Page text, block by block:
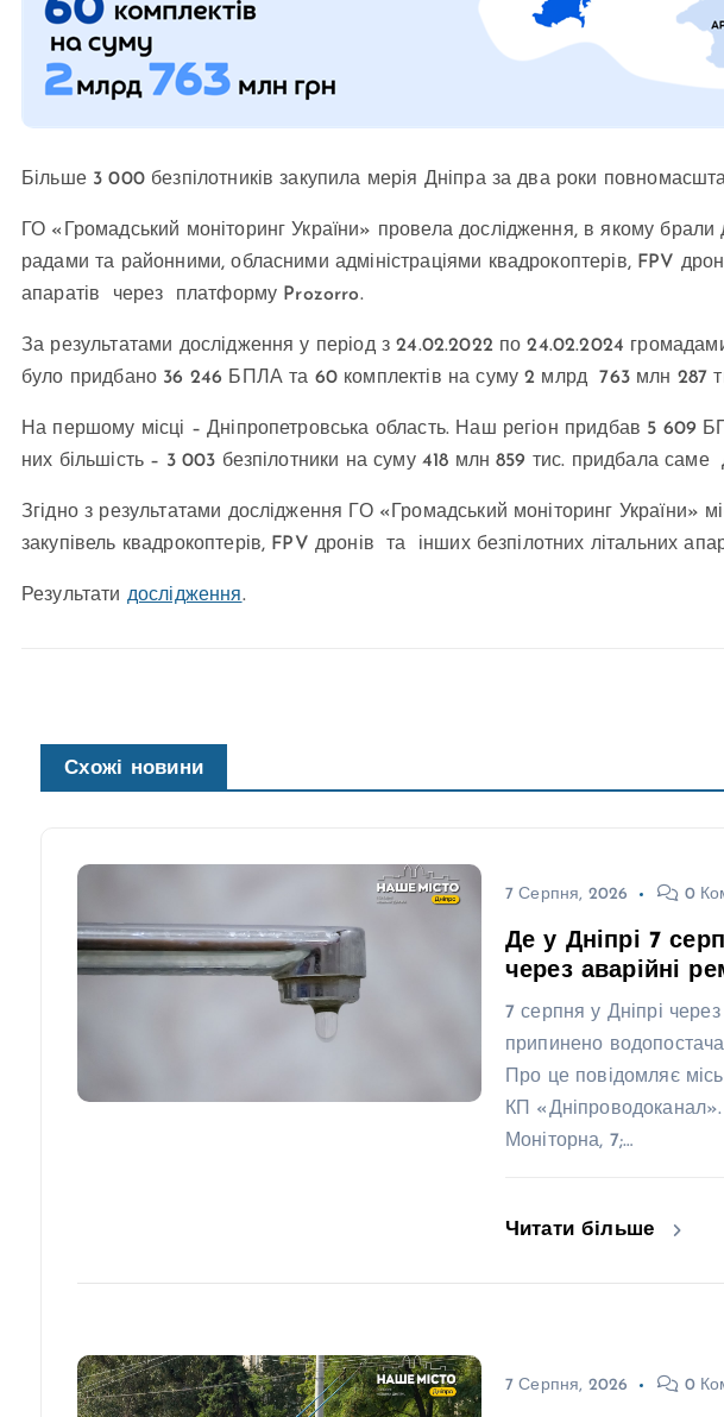
Більше 3 000 безпілотників закупила мерія Дніпра за два роки
ГО «Громадський моніторинг України» провела дослідження, в якому брали
радами та районними, обласними адміністраціями квадрокоптерів, FPV
апаратів через платформу Prozorro.
За результатами дослідження у період з 24.02.2022 по 24.02.2024
було придбано 36 246 БПЛА та 60 комплектів на суму 2 млрд 763 млн 287
На першому місці – Дніпропетровська область. Наш регіон придбав 5 609
них більшість – 3 003 безпілотники на суму 418 млн 859 тис. придбала саме
Згідно з результатами дослідження ГО «Громадський моніторинг України»
закупівель квадрокоптерів, FPV дронів та інших безпілотних літальних
Результати дослідження.
Схожі новини
7 Серпня, 2026 0
Де у Дніпрі 7
через аварійні
7 серпня у Дніпрі
припинено
Про це повідомляє
КП
Моніторна, 7;…
Читати більше
7 Серпня, 2026 0